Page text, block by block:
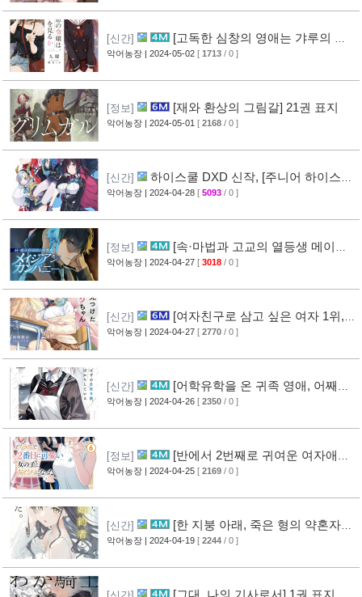
[신간]
[고독한 심창의 영애는 갸루의 꿈
을 꾸는가?] 1권 표지
악어농장 | 2024-05-02 [ 1713 / 0 ]
[정보] [재와 환상의 그림갈] 21권 표지
악어농장 | 2024-05-01 [ 2168 / 0 ]
[신간]
하이스쿨 DXD 신작, [주니어 하이스쿨
DXD] 표지 [3]
악어농장 | 2024-04-28 [ 5093 / 0 ]
[정보]
[속·마법과 고교의 열등생 메이지
안 컴퍼니] 8권 표지 [1]
악어농장 | 2024-04-27 [ 3018 / 0 ]
[신간]
[여자친구로 삼고 싶은 여자 1위,
그 옆에서 발견한 아마리 짱] 1권 표지
악어농장 | 2024-04-27 [ 2770 / 0 ]
[신간]
[어학유학을 온 귀족 영애, 어째서
인지 신부수업만 하고 있다.] 1권 표지
악어농장 | 2024-04-26 [ 2350 / 0 ]
[정보]
[반에서 2번째로 귀여운 여자애와
친구가 되었다] 6권 표지
악어농장 | 2024-04-25 [ 2169 / 0 ]
[신간]
[한 지붕 아래, 죽은 형의 약혼자와
사랑을 했다.] 1권 표지
악어농장 | 2024-04-19 [ 2244 / 0 ]
[그대, 나의 기사로서] 1권 표지